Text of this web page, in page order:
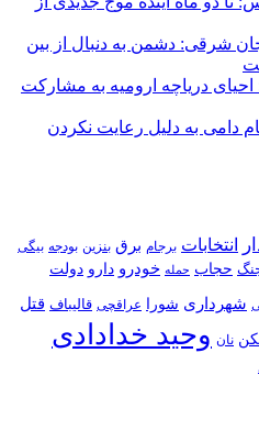
شرقی: دشمن به دنبال از بین
احیای دریاچه ارومیه به مشارکت
خام دامی به دلیل رعایت نکردن
انتخابات برجام برق بنزین بودجه بیگی
حجاب حمله خودرو دارو دولت
شهرداری شورا عراقچی قالیباف قتل
نان وحید خدادادی